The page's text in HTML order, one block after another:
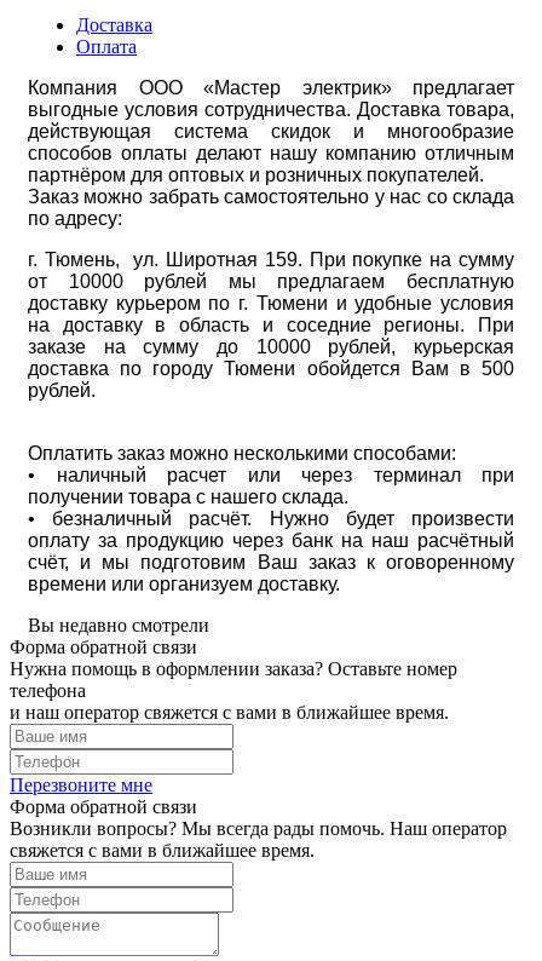
Доставка
Оплата
Компания ООО «Мастер электрик» предлагает
выгодные условия сотрудничества. Доставка товара,
действующая система скидок и многообразие
способов оплаты делают нашу компанию отличным
партнёром для оптовых и розничных покупателей.
Заказ можно забрать самостоятельно у нас со склада
по адресу:
г. Тюмень, ул. Широтная 159. При покупке на сумму
от 10000 рублей мы предлагаем бесплатную
доставку курьером по г. Тюмени и удобные условия
на доставку в область и соседние регионы. При
заказе на сумму до 10000 рублей, курьерская
доставка по городу Тюмени обойдется Вам в 500
рублей.
Оплатить заказ можно несколькими способами:
• наличный расчет или через терминал при
получении товара с нашего склада.
• безналичный расчёт. Нужно будет произвести
оплату за продукцию через банк на наш расчётный
счёт, и мы подготовим Ваш заказ к оговоренному
времени или организуем доставку.
Вы недавно смотрели
Форма обратной связи
Нужна помощь в оформлении заказа? Оставьте номер
телефона
и наш оператор свяжется с вами в ближайшее время.
Перезвоните мне
Форма обратной связи
Возникли вопросы? Мы всегда рады помочь. Наш оператор
свяжется с вами в ближайшее время.